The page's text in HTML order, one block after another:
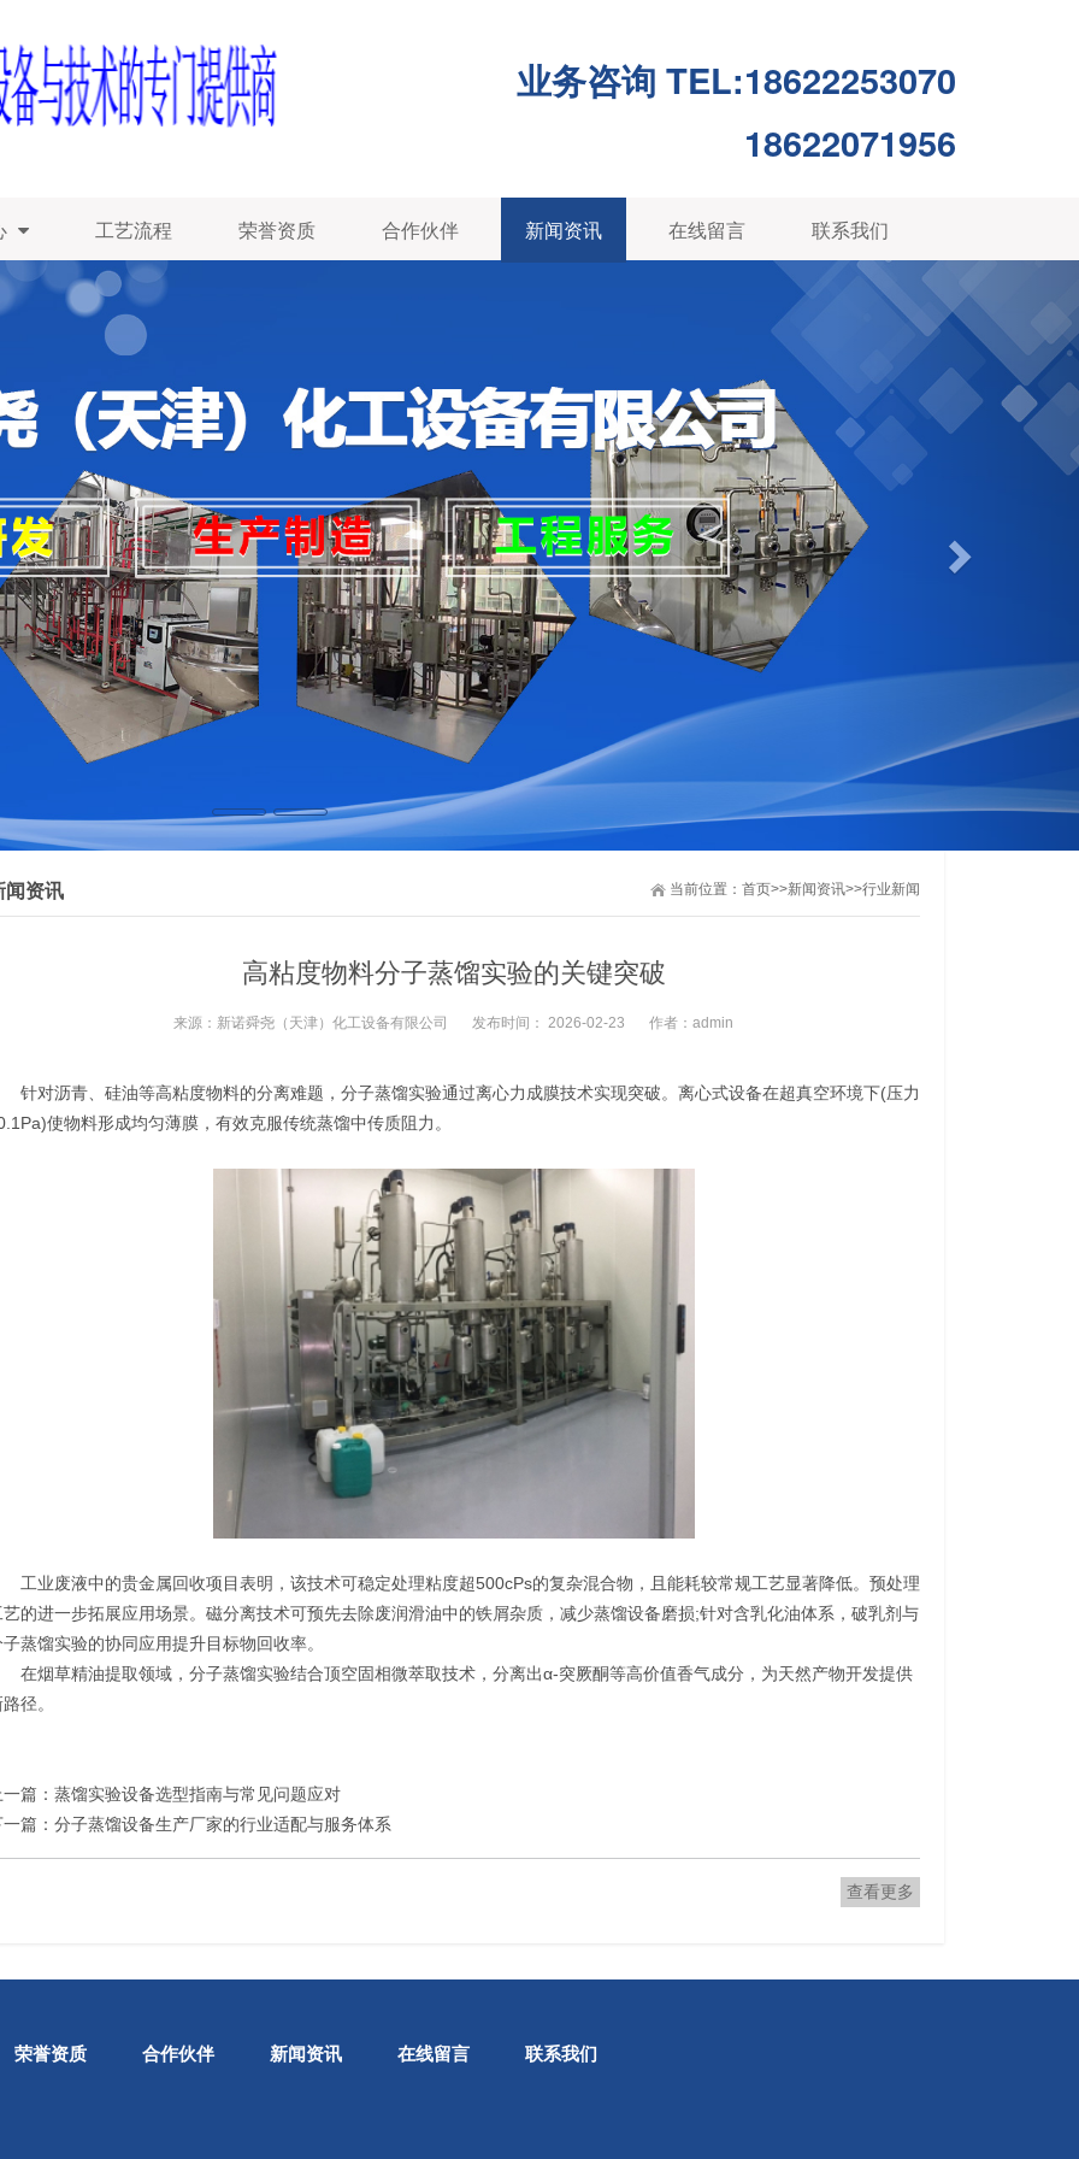
业务咨询 TEL:18622253070
18622071956
工艺流程 荣誉资质 合作伙伴 新闻资讯 在线留言 联系我们
当前位置： 首页>>新闻资讯>>行业新闻
闻资讯
高粘度物料分子蒸馏实验的关键突破
来源： 新诺舜尧（天津）化工设备有限公司 发布时间： 2026-02-23 作者： admin
对沥青、硅油等高粘度物料的分离难题， 分子蒸馏实验通过离心力成膜技术实现突破。离心式设备在超真空环境下(压力
使物料形成均匀薄膜，有效克服传统蒸馏中传质阻力。
业废液中的贵金属回收项目表明，该技术可稳定处理粘度超500cPs的复杂混合物，且能耗较常规工艺显著降低。预处理
艺的进一步拓展应用场景。磁分离技术可预先去除废润滑油中的铁屑杂质，减少蒸馏设备磨损;针对含乳化油体系，破乳剂与
子蒸馏实验的协同应用提升目标物回收率。
烟草精油提取领域， 分子蒸馏实验结合顶空固相微萃取技术，分离出α-突厥酮等高价值香气成分，为天然产物开发提供
径。
篇： 蒸馏实验设备选型指南与常见问题应对
篇： 分子蒸馏设备生产厂家的行业适配与服务体系
查看更多
荣誉资质 合作伙伴 新闻资讯 在线留言 联系我们